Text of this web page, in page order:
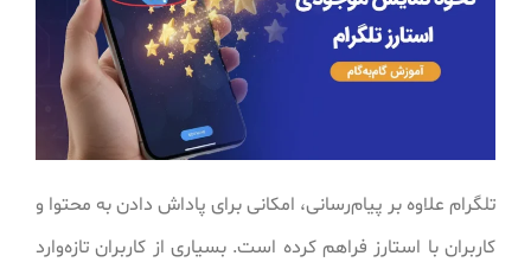
تلگرام علاوه بر پیام‌رسانی، امکانی برای پاداش دادن به محتوا و
کاربران با استارز فراهم کرده است. بسیاری از کاربران تازه‌وارد